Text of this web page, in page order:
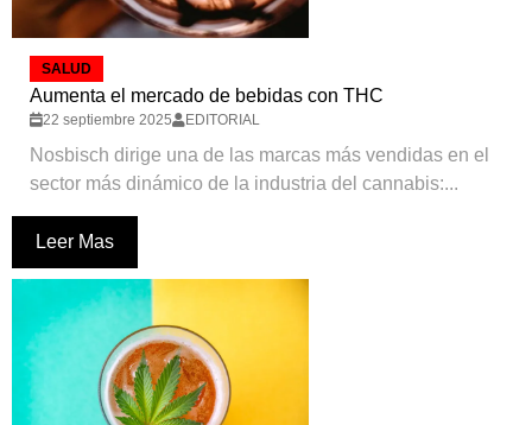
SALUD
Aumenta el mercado de bebidas con THC
22 septiembre 2025 EDITORIAL
Nosbisch dirige una de las marcas más vendidas en el
sector más dinámico de la industria del cannabis:...
Leer Mas